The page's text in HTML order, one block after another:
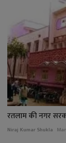
रतलाम की नगर
Niraj Kumar Shukla